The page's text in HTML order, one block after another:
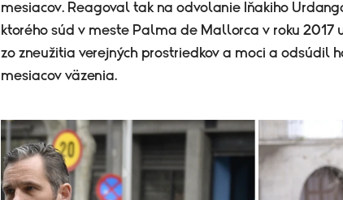
mesiacov. Reagoval tak na odvolanie Iňakiho
ktorého súd v meste Palma de Mallorca v roku 2017
zo zneužitia verejných prostriedkov a moci a odsúdil
mesiacov väzenia.